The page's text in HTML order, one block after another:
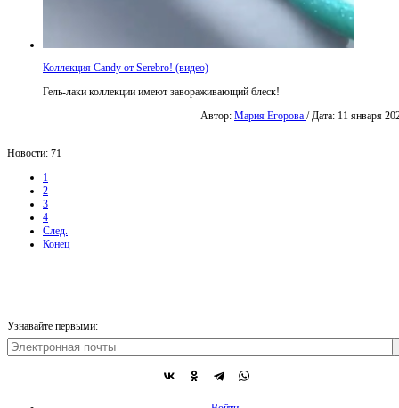
Коллекция Candy от Serebro! (видео)
Гель-лаки коллекции имеют завораживающий блеск!
Автор: Мария Егорова / Дата: 11 января
Новости: 71
1
2
3
4
След.
Конец
Узнавайте первыми: